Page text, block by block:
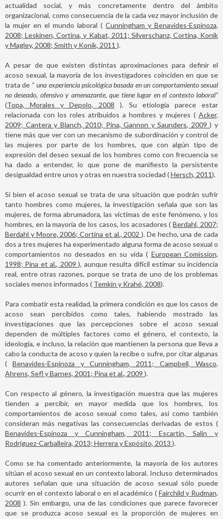
actualidad social, y más concretamente dentro del ámbito
organizacional, como consecuencia de la cada vez mayor inclusión de
la mujer en el mundo laboral ( Cunningham y Benavides-Espinoza,
2008; Leskinen, Cortina, y Kabat, 2011; Silverschanz, Cortina, Konik
y Magley, 2008; Smith y Konik, 2011 ).
A pesar de que existen distintas aproximaciones para definir el
acoso sexual, la mayoría de los investigadores coinciden en que se
trata de “una experiencia psicológica basada en un comportamiento sexual
no deseado, ofensivo y amenazante, que tiene lugar en el contexto laboral”
(Topa, Morales y Depolo, 2008 ). Su etiología parece estar
relacionada con los roles atribuidos a hombres y mujeres ( Acker,
2009; Cantera y Blanch, 2010; Pina, Gannon y Saunders, 2009) y
tiene más que ver con un mecanismo de subordinación y control de
las mujeres por parte de los hombres, que con algún tipo de
expresión del deseo sexual de los hombres como con frecuencia se
ha dado a entender, lo que pone de manifiesto la persistente
desigualdad entre unos y otras en nuestra sociedad (Hersch, 2011).
Si bien el acoso sexual se trata de una situación que podrán sufrir
tanto hombres como mujeres, la investigación señala que son las
mujeres, de forma abrumadora, las víctimas de este fenómeno, y los
hombres, en la mayoría de los casos, los acosadores (Berdahl, 2007;
Berdahl y Moore, 2006; Cortina et al., 2002). De hecho, una de cada
dos a tres mujeres ha experimentado alguna forma de acoso sexual o
comportamientos no deseados en su vida ( European Comission,
1998; Pina et al., 2009), aunque resulta difícil estimar su incidencia
real, entre otras razones, porque se trata de uno de los problemas
sociales menos informados ( Temkin y Krahé, 2008).
Para combatir esta realidad, la primera condición es que los casos de
acoso sean percibidos como tales, habiendo mostrado las
investigaciones que las percepciones sobre el acoso sexual
dependen de múltiples factores como el género, el contexto, la
ideología, e incluso, la relación que mantienen la persona que lleva a
cabo la conducta de acoso y quien la recibe o sufre, por citar algunas
(Benavides-Espinoza y Cunningham, 2011; Campbell, Wasco,
Ahrens, Sefl y Barnes, 2001; Pina et al., 2009 ).
Con respecto al género, la investigación muestra que las mujeres
tienden a percibir, en mayor medida que los hombres, los
comportamientos de acoso sexual como tales, así como también
consideran más negativas las consecuencias derivadas de estos (
Benavides-Espinoza y Cunningham, 2011; Escartin, Salin y
Rodriguez-Carballeira, 2013; Herrera y Expósito, 2013 ).
Como se ha comentado anteriormente, la mayoría de los autores
sitúan el acoso sexual en un contexto laboral. Incluso determinados
autores señalan que una situación de acoso sexual sólo puede
ocurrir en el contexto laboral o en el académico ( Fairchild y Rudman,
2008 ). Sin embargo, una de las condiciones que parece favorecer
que se produzca acoso sexual es la proporción de mujeres en